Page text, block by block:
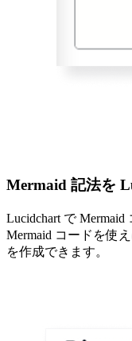
Mermaid 記法を
Lucidchart で
Mermaid コードを使
を作成できます。